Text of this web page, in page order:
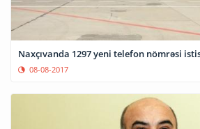
Naxçıvanda 1297 yeni telefon nömrəsi
08-08-2017